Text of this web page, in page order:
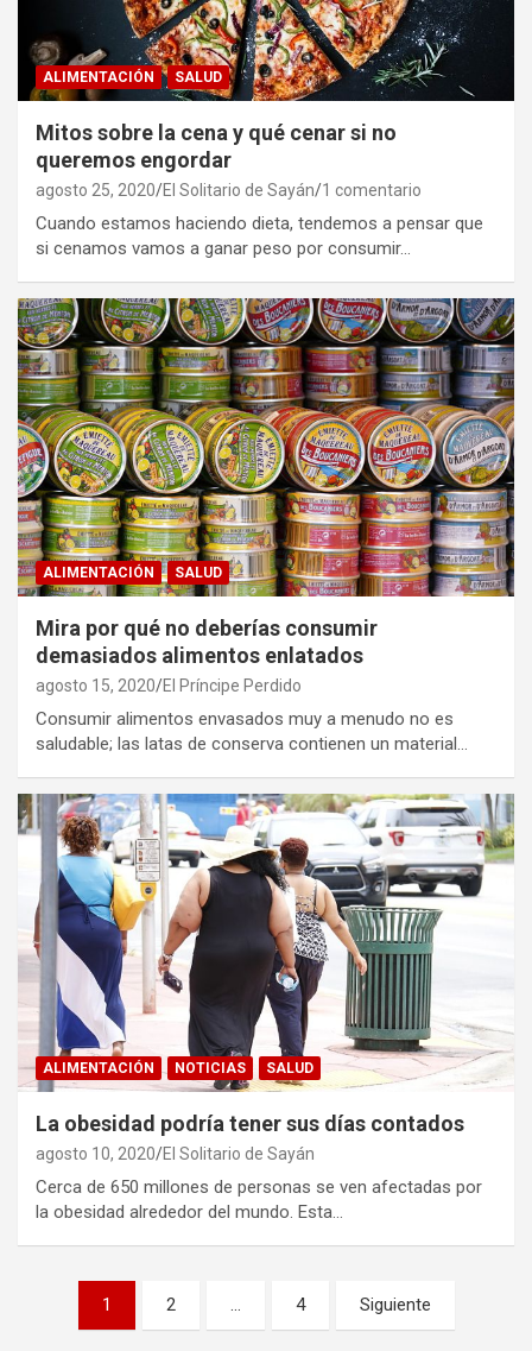
ALIMENTACIÓN SALUD
Mitos sobre la cena y qué cenar si no
queremos engordar
agosto 25, 2020 El Solitario de Sayán 1 comentario
Cuando estamos haciendo dieta, tendemos a pensar que
si cenamos vamos a ganar peso por consumir…
ALIMENTACIÓN SALUD
Mira por qué no deberías consumir
demasiados alimentos enlatados
agosto 15, 2020 El Príncipe Perdido
Consumir alimentos envasados muy a menudo no es
saludable; las latas de conserva contienen un material…
ALIMENTACIÓN NOTICIAS SALUD
La obesidad podría tener sus días contados
agosto 10, 2020 El Solitario de Sayán
Cerca de 650 millones de personas se ven afectadas por
la obesidad alrededor del mundo. Esta…
1 2 … 4 Siguiente